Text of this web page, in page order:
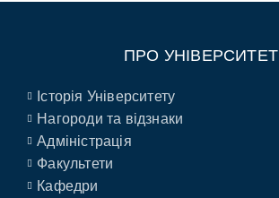
ПРО УНІВЕРСИТЕТ
Історія Університету
Нагороди та відзнаки
Адміністрація
Факультети
Кафедри